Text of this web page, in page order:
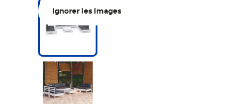
Ignorer les images